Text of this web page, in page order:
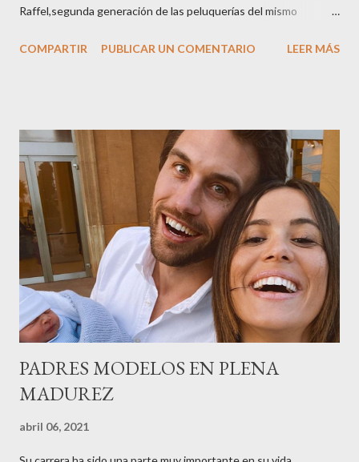
Raffel,segunda generación de las peluquerías del mismo
sector en una cena de reconocimiento.Sus hijas Carolina (CEO
peluquería del grupo.Justo hace unos días Carol Pagés nos
contaba detalles del homenaje en Actualida Rosa en RCE
radio,en el programa que presento todos los jueves de 17 a 18
horas . Carolina y Quionia Pagés Carolina Pagés La cita ,en el
Museu Marítim de BCN ,en las Drassanes reunió a figuras
destacadas del sector,así como clientes, autoridades y medios
de comunicación, en una velada inolvidable bajo el lema “Cien
años peinando almas, creando belleza,i...
COMPARTIR PUBLICAR UN COMENTARIO LEER MÁS
PADRES MODELOS EN PLENA
MADUREZ
abril 06, 2021